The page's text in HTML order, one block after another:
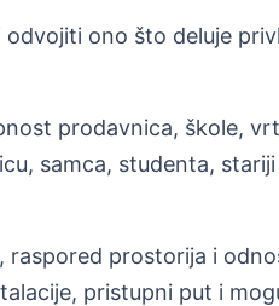
ono što deluje
prodavnica, škole,
samca, studenta,
prostorija i
pristupni put i